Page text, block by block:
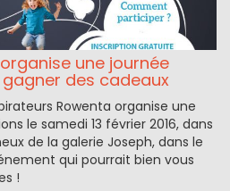
une journée
des cadeaux
Rowenta organise une
le samedi 13 février 2016, dans
de la galerie Joseph, dans le
qui pourrait bien vous
!